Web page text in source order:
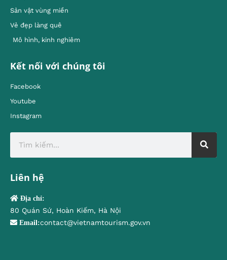
Sản vật vùng miền
Vẻ đẹp làng quê
Mô hình, kinh nghiêm
Kết nối với chúng tôi
Facebook
Youtube
Instagram
Liên hệ
Địa chỉ:
80 Quán Sứ, Hoàn Kiếm, Hà Nội
Email:contact@vietnamtourism.gov.vn